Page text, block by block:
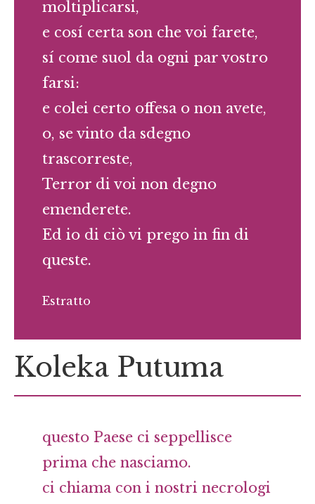
moltiplicarsi,
e cosí certa son che voi farete,
sí come suol da ogni par vostro
farsi:
e colei certo offesa o non avete,
o, se vinto da sdegno
trascorreste,
Terror di voi non degno
emenderete.
Ed io di ciò vi prego in fin di
queste.
Estratto
Koleka Putuma
questo Paese ci seppellisce
prima che nasciamo.
ci chiama con i nostri necrologi